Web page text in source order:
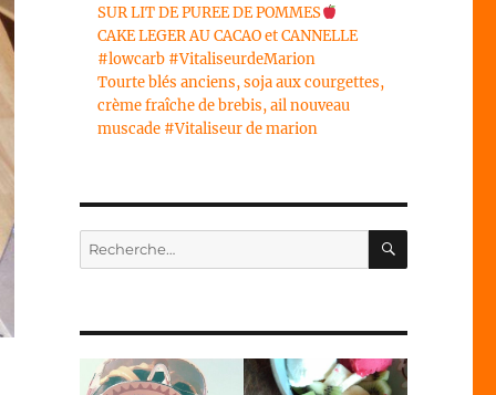
SUR LIT DE PUREE DE POMMES
CAKE LEGER AU CACAO et CANNELLE
#lowcarb #VitaliseurdeMarion
Tourte blés anciens, soja aux courgettes,
crème fraîche de brebis, ail nouveau
muscade #Vitaliseur de marion
Recherche
pour :